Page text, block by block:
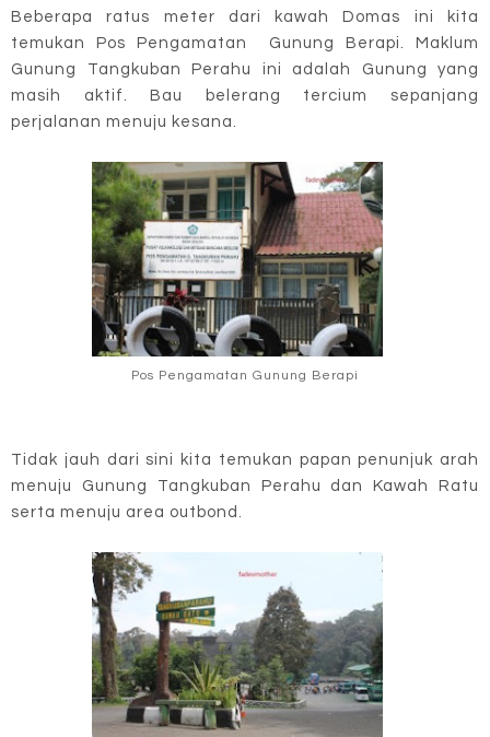
Beberapa ratus meter dari kawah Domas ini kita
temukan Pos Pengamatan Gunung Berapi. Maklum
Gunung Tangkuban Perahu ini adalah Gunung yang
masih aktif. Bau belerang tercium sepanjang
perjalanan menuju kesana.
Pos Pengamatan Gunung Berapi
Tidak jauh dari sini kita temukan papan penunjuk arah
menuju Gunung Tangkuban Perahu dan Kawah Ratu
serta menuju area outbond.